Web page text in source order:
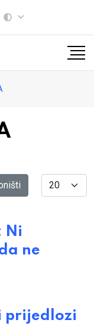
Display #
Ni
ne
prijedlozi